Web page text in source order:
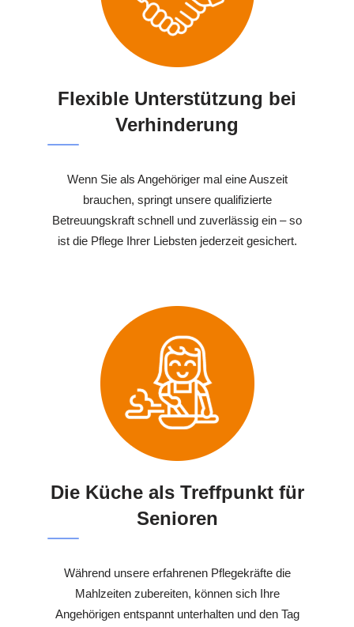
Flexible Unterstützung bei
Verhinderung
Wenn Sie als Angehöriger mal eine Auszeit
brauchen, springt unsere qualifizierte
Betreuungskraft schnell und zuverlässig ein – so
ist die Pflege Ihrer Liebsten jederzeit gesichert.
Die Küche als Treffpunkt für
Senioren
Während unsere erfahrenen Pflegekräfte die
Mahlzeiten zubereiten, können sich Ihre
Angehörigen entspannt unterhalten und den Tag